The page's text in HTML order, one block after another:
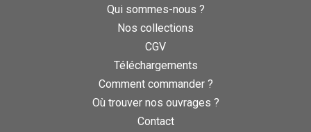
Qui sommes-nous ?
Nos collections
CGV
Téléchargements
Comment commander ?
Où trouver nos ouvrages ?
Contact